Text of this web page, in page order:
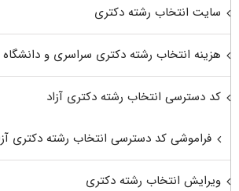
سایت انتخاب رشته دکتری
هزینه انتخاب رشته دکتری سراسری و دانشگاه
کد دسترسی انتخاب رشته دکتری آزاد
فراموشی کد دسترسی انتخاب رشته دکتری
ویرایش انتخاب رشته دکتری